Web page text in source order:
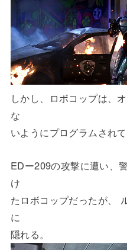
しかし、ロボコップは、
な
いようにプログラムされて
EDー209の攻撃に遭い、
け
たロボコップだったが、
に
隠れる。